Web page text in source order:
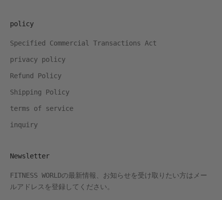
policy
Specified Commercial Transactions Act
privacy policy
Refund Policy
Shipping Policy
terms of service
inquiry
Newsletter
FITNESS WORLDの最新情報、お知らせを受け取りたい方はメー
ルアドレスを登録してください。